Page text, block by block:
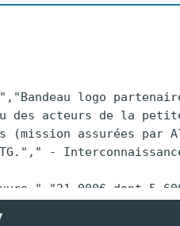
- Temps d'information sur les modes de fonctionnement des crèches associatives (mission assurées par Alpaje-ACEPP 05)
 - Préconisations et pistes d'actions à mettre en oeuvre dans le cadre de la CTG."," - Interconnaissance
 - Partage d'expériences et ressources
 - Identification des enjeux clés et co-définitions des actions à mettre en oeuvre.","21 000€ dont 5 600€ en sous-traitance","De janvier à